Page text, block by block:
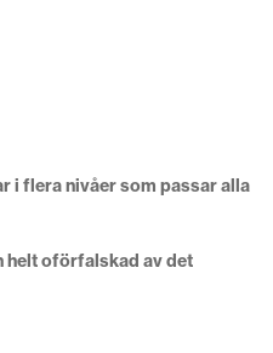
i flera nivåer som passar alla
helt oförfalskad av det